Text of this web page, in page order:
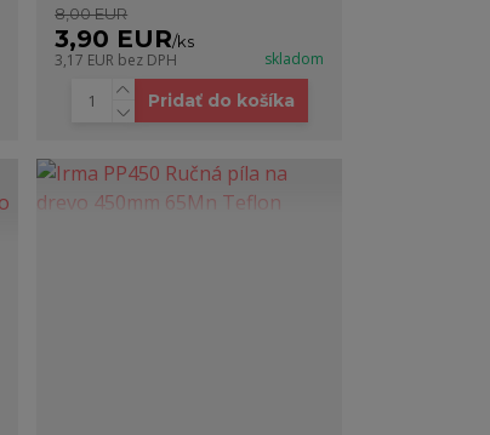
8,00 EUR
3,90 EUR/ks
3,17 EUR bez DPH skladom
Pridať do košíka